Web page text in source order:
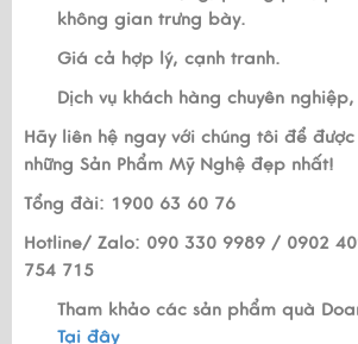
không gian trưng bày.
Giá cả hợp lý, cạnh tranh.
Dịch vụ khách hàng chuyên
Hãy liên hệ ngay với chúng tôi để được
những Sản Phẩm Mỹ Nghệ đẹp nhất!
Tổng đài: 1900 63 60 76
Hotline/ Zalo: 090 330 9989 / 0902
754 715
Tham khảo các sản phẩm quà
Tại đây